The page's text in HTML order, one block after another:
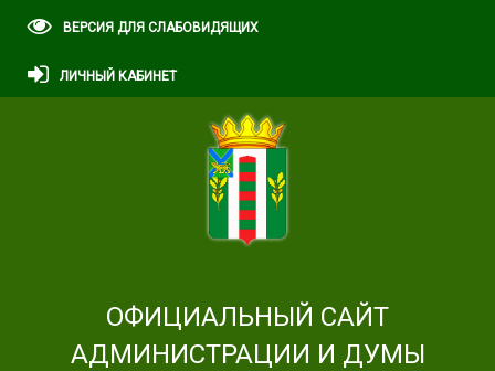
ВЕРСИЯ ДЛЯ СЛАБОВИДЯЩИХ
ЛИЧНЫЙ КАБИНЕТ
ОФИЦИАЛЬНЫЙ САЙТ
АДМИНИСТРАЦИИ И ДУМЫ